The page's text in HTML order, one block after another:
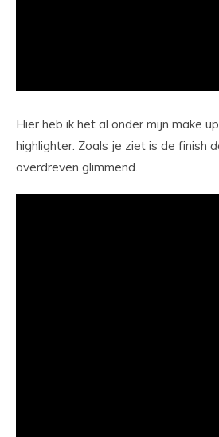
Hier heb ik het al onder mijn make
highlighter. Zoals je ziet is de finish
overdreven glimmend.